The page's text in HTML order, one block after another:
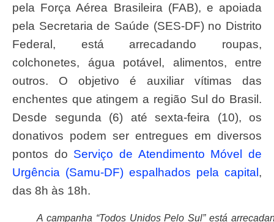
pela Força Aérea Brasileira (FAB), e apoiada
pela Secretaria de Saúde (SES-DF) no Distrito
Federal, está arrecadando roupas,
colchonetes, água potável, alimentos, entre
outros. O objetivo é auxiliar vítimas das
enchentes que atingem a região Sul do Brasil.
Desde segunda (6) até sexta-feira (10), os
donativos podem ser entregues em diversos
pontos do Serviço de Atendimento Móvel de
Urgência (Samu-DF) espalhados pela capital,
das 8h às 18h.
A campanha “Todos Unidos Pelo Sul” está